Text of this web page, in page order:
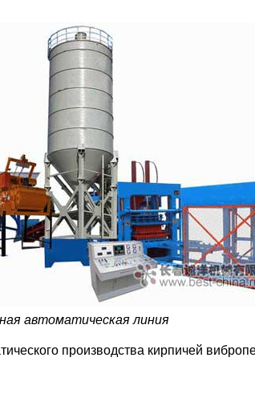
автоматическая линия
производства кирпичей